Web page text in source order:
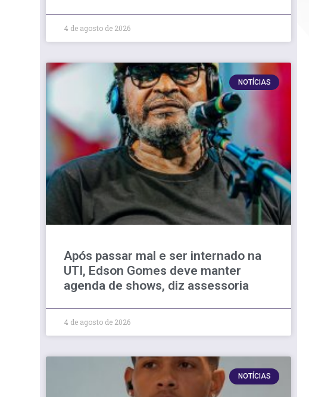
4 de agosto de 2026
NOTÍCIAS
Após passar mal e ser internado na
UTI, Edson Gomes deve manter
agenda de shows, diz assessoria
4 de agosto de 2026
NOTÍCIAS